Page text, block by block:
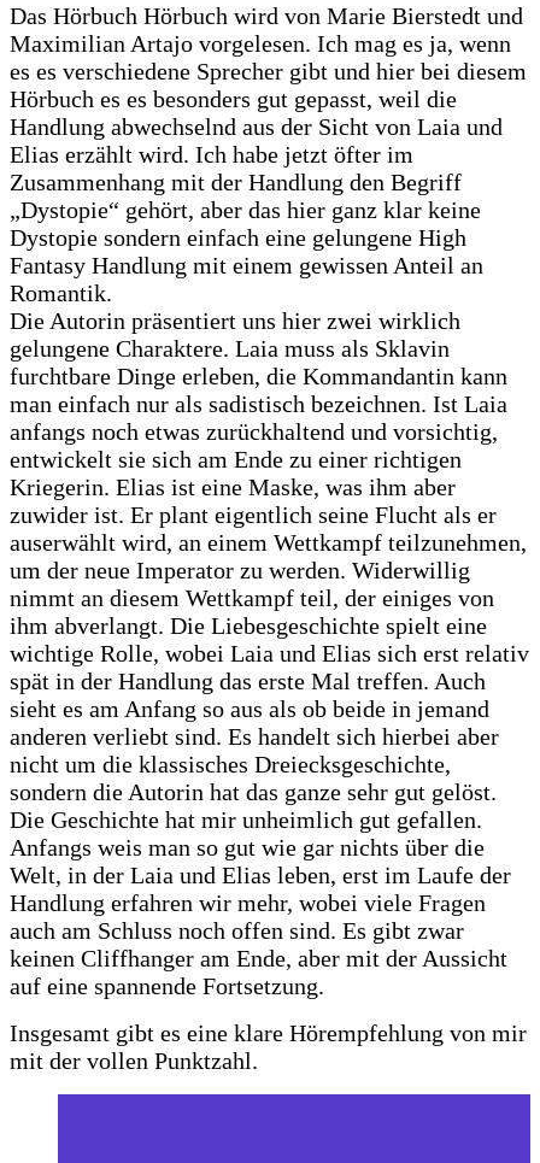
Das Hörbuch Hörbuch wird von Marie Bierstedt und
Maximilian Artajo vorgelesen. Ich mag es ja, wenn
es es verschiedene Sprecher gibt und hier bei diesem
Hörbuch es es besonders gut gepasst, weil die
Handlung abwechselnd aus der Sicht von Laia und
Elias erzählt wird. Ich habe jetzt öfter im
Zusammenhang mit der Handlung den Begriff
„Dystopie“ gehört, aber das hier ganz klar keine
Dystopie sondern einfach eine gelungene High
Fantasy Handlung mit einem gewissen Anteil an
Romantik.
Die Autorin präsentiert uns hier zwei wirklich
gelungene Charaktere. Laia muss als Sklavin
furchtbare Dinge erleben, die Kommandantin kann
man einfach nur als sadistisch bezeichnen. Ist Laia
anfangs noch etwas zurückhaltend und vorsichtig,
entwickelt sie sich am Ende zu einer richtigen
Kriegerin. Elias ist eine Maske, was ihm aber
zuwider ist. Er plant eigentlich seine Flucht als er
auserwählt wird, an einem Wettkampf teilzunehmen,
um der neue Imperator zu werden. Widerwillig
nimmt an diesem Wettkampf teil, der einiges von
ihm abverlangt. Die Liebesgeschichte spielt eine
wichtige Rolle, wobei Laia und Elias sich erst relativ
spät in der Handlung das erste Mal treffen. Auch
sieht es am Anfang so aus als ob beide in jemand
anderen verliebt sind. Es handelt sich hierbei aber
nicht um die klassisches Dreiecksgeschichte,
sondern die Autorin hat das ganze sehr gut gelöst.
Die Geschichte hat mir unheimlich gut gefallen.
Anfangs weis man so gut wie gar nichts über die
Welt, in der Laia und Elias leben, erst im Laufe der
Handlung erfahren wir mehr, wobei viele Fragen
auch am Schluss noch offen sind. Es gibt zwar
keinen Cliffhanger am Ende, aber mit der Aussicht
auf eine spannende Fortsetzung.
Insgesamt gibt es eine klare Hörempfehlung von mir
mit der vollen Punktzahl.